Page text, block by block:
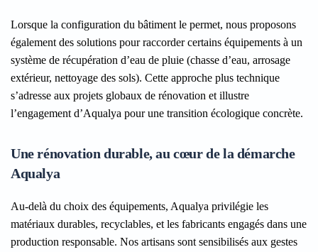
Lorsque la configuration du bâtiment le permet, nous proposons
également des solutions pour raccorder certains équipements à un
système de récupération d’eau de pluie (chasse d’eau, arrosage
extérieur, nettoyage des sols). Cette approche plus technique
s’adresse aux projets globaux de rénovation et illustre
l’engagement d’Aqualya pour une transition écologique concrète.
Une rénovation durable, au cœur de la démarche
Aqualya
Au-delà du choix des équipements, Aqualya privilégie les
matériaux durables, recyclables, et les fabricants engagés dans une
production responsable. Nos artisans sont sensibilisés aux gestes